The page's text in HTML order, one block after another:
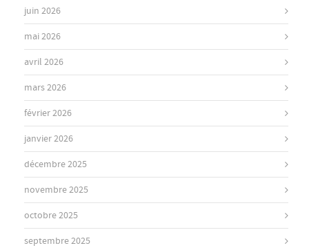
juin 2026
mai 2026
avril 2026
mars 2026
février 2026
janvier 2026
décembre 2025
novembre 2025
octobre 2025
septembre 2025